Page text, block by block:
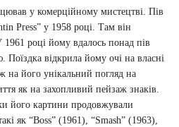
у комерційному мистецтві. Пів
Press” у 1958 році. Там він
році йому вдалось понад пів
відкрила йому очі на власні
на його унікальний погляд на
як на захопливий пейзаж знаків.
його картини продовжували
як “Boss” (1961), “Smash” (1963),